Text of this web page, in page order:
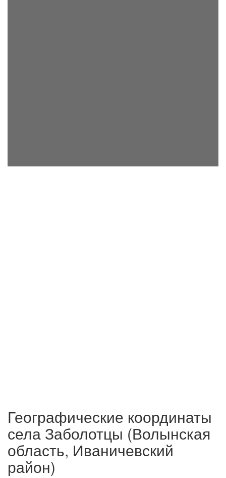
Географические координаты
села Заболотцы (Волынская
область, Иваничевский
район)